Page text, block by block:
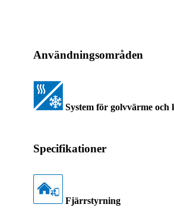
Användningsområden
System för golvvärme och
Specifikationer
Fjärrstyrning